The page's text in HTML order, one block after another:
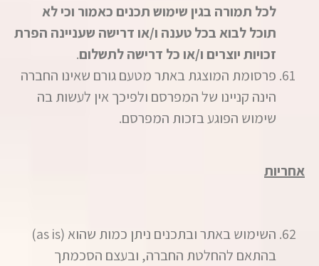
לכל תמורה בגין שימוש תכנים כאמור וכי לא
תוכל לבוא בכל טענה ו/או דרישה שעניינה הפרת
זכויות יוצרים ו/או כל דרישה לתשלום.
פרסומת המוצגת באתר מטעם גורם שאינו החברה
הינה קניינו של המפרסם ולפיכך אין לעשות בה
שימוש הפוגע בזכות המפרסם.
אחריות
השימוש באתר ובתכנים ניתן כמות שהוא (as is)
בהתאם להחלטת החברה, ובעצם הסכמתך